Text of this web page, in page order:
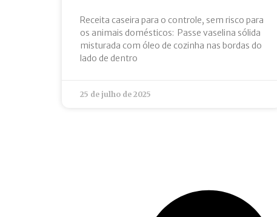
Receita caseira para o controle, sem risco para
os animais domésticos: Passe vaselina sólida
misturada com óleo de cozinha nas bordas do
lado de dentro
25 de julho de 2025